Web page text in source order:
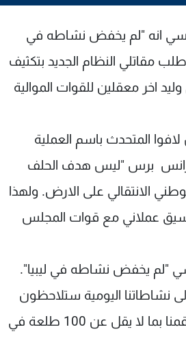
انه "لم يخفض نشاطه في
مقاتلي النظام الجديد بتكثيف
اخر معقلين للقوات الموالية
المتحدث باسم العملية
برس "ليس هدف الحلف
الانتقالي على الارض. ولهذا
عملاني مع قوات المجلس
"لم يخفض نشاطه في ليبيا".
نشاطاتنا اليومية ستلاحظون
انه في الايام الماضية قمنا بما لا يقل عن 100 طلعة في
تواصل معنا